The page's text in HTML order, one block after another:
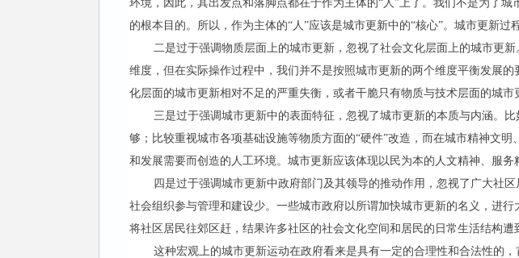
环境，因此，其出发点和落脚点都在于作为主体的“人”上了。我们不是为了
的根本目的。所以，作为主体的“人”应该是城市更新中的“核心”。城市更新过
二是过于强调物质层面上的城市更新，忽视了社会文化层面上的城市更
维度，但在实际操作过程中，我们并不是按照城市更新的两个维度平衡发展
化层面的城市更新相对不足的严重失衡，或者干脆只有物质与技术层面的城市
三是过于强调城市更新中的表面特征，忽视了城市更新的本质与内涵。
够；比较重视城市各项基础设施等物质方面的“硬件”改造，而在城市精神文
和发展需要而创造的人工环境。城市更新应该体现以民为本的人文精神、服务
四是过于强调城市更新中政府部门及其领导的推动作用，忽视了广大社
社会组织参与管理和建设少。一些城市政府以所谓加快城市更新的名义，进
将社区居民往郊区赶，结果许多社区的社会文化空间和居民的日常生活结构遭
这种宏观上的城市更新运动在政府看来是具有一定的合理性和合法性的